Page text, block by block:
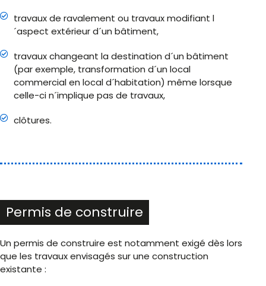
travaux de ravalement ou travaux modifiant l
´aspect extérieur d´un bâtiment,
travaux changeant la destination d´un bâtiment
(par exemple, transformation d´un local
commercial en local d´habitation) même lorsque
celle-ci n´implique pas de travaux,
clôtures.
Permis de construire
Un permis de construire est notamment exigé dès lors
que les travaux envisagés sur une construction
existante :